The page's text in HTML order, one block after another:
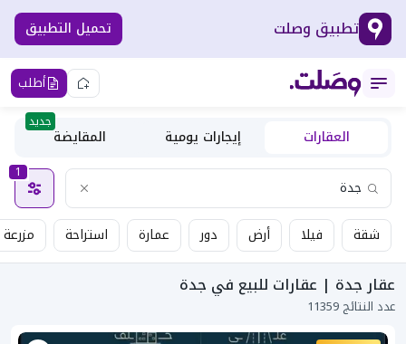
تطبيق وصلت تحميل التطبيق
أطلب
العقارات إيجارات يومية المقايضة
جديد
1
شقة فيلا أرض دور عمارة استراحة مزرعة
عقار جدة | عقارات للبيع في جدة
عدد النتائج 11359